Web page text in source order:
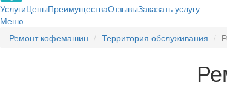
УслугиЦеныПреимуществаОтзывыЗаказать услугу
Меню
Ремонт кофемашин
Территория обслуживания